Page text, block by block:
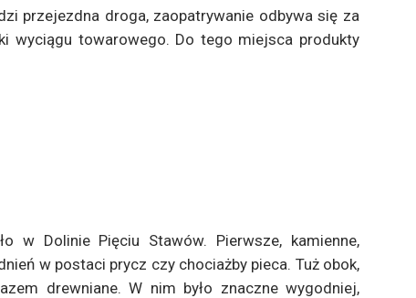
przejezdna droga, zaopatrywanie odbywa się za
wyciągu towarowego. Do tego miejsca produkty
w Dolinie Pięciu Stawów. Pierwsze, kamienne,
w postaci prycz czy chociażby pieca. Tuż obok,
drewniane. W nim było znaczne wygodniej,